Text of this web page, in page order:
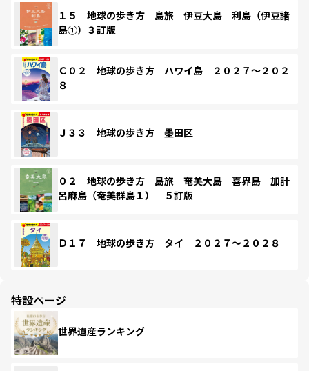
１５ 地球の歩き方 島旅 伊豆大島 利島（伊豆諸
島①）３訂版
Ｃ０２ 地球の歩き方 ハワイ島 ２０２７～２０２
８
Ｊ３３ 地球の歩き方 墨田区
０２ 地球の歩き方 島旅 奄美大島 喜界島 加計
呂麻島（奄美群島１） ５訂版
Ｄ１７ 地球の歩き方 タイ ２０２７～２０２８
特設ページ
世界遺産ランキング